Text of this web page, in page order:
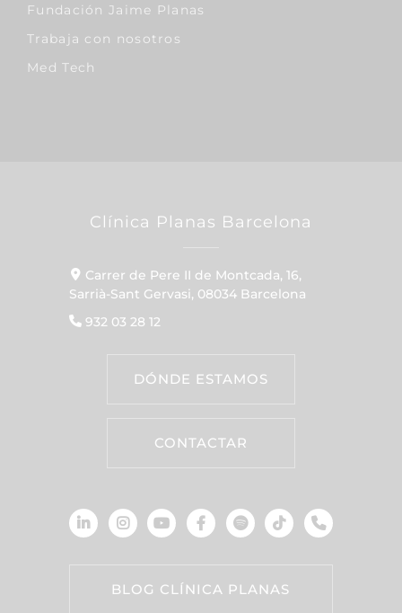
Fundación Jaime Planas
Trabaja con nosotros
Med Tech
Clínica Planas Barcelona
Carrer de Pere II de Montcada, 16,
Sarrià-Sant Gervasi, 08034 Barcelona
932 03 28 12
DÓNDE ESTAMOS
CONTACTAR
BLOG CLÍNICA PLANAS